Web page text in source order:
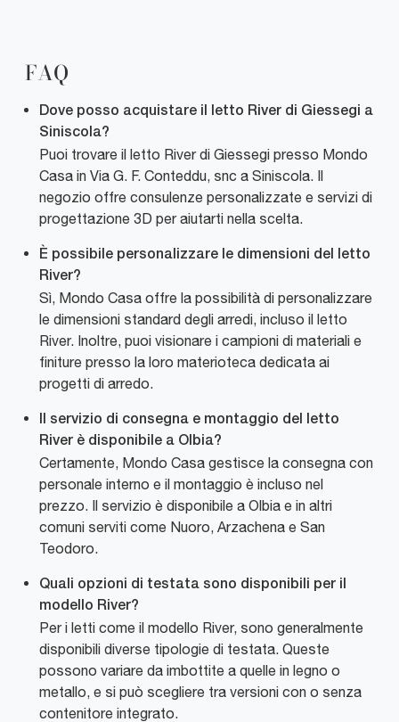
FAQ
Dove posso acquistare il letto River di Giessegi a
Siniscola?
Puoi trovare il letto River di Giessegi presso Mondo
Casa in Via G. F. Conteddu, snc a Siniscola. Il
negozio offre consulenze personalizzate e servizi di
progettazione 3D per aiutarti nella scelta.
È possibile personalizzare le dimensioni del letto
River?
Sì, Mondo Casa offre la possibilità di personalizzare
le dimensioni standard degli arredi, incluso il letto
River. Inoltre, puoi visionare i campioni di materiali e
finiture presso la loro materioteca dedicata ai
progetti di arredo.
Il servizio di consegna e montaggio del letto
River è disponibile a Olbia?
Certamente, Mondo Casa gestisce la consegna con
personale interno e il montaggio è incluso nel
prezzo. Il servizio è disponibile a Olbia e in altri
comuni serviti come Nuoro, Arzachena e San
Teodoro.
Quali opzioni di testata sono disponibili per il
modello River?
Per i letti come il modello River, sono generalmente
disponibili diverse tipologie di testata. Queste
possono variare da imbottite a quelle in legno o
metallo, e si può scegliere tra versioni con o senza
contenitore integrato.